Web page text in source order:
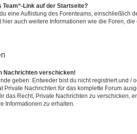
Team“-Link auf der Startseite?
eine Auflistung des Forenteams, einschließlich
hier auch weitere Informationen wie die Foren,
Nachrichten verschicken!
geben: Entweder bist du nicht registriert und /
Private Nachrichten für das komplette Forum
das Recht, Private Nachrichten zu verschicken,
Informationen zu erhalten.